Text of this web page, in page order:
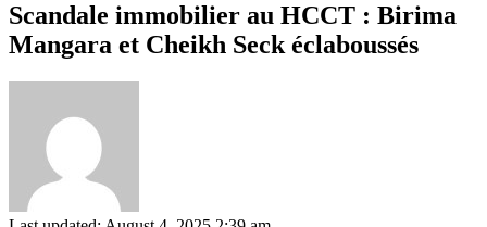
Scandale immobilier au HCCT : Birima
Mangara et Cheikh Seck éclaboussés